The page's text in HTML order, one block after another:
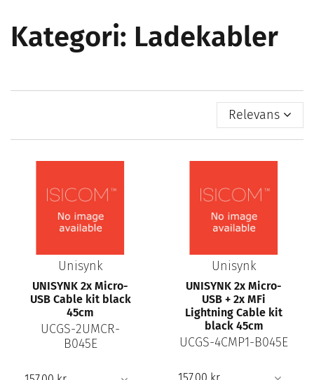
Kategori: Ladekabler
Relevans
Unisynk
UNISYNK 2x Micro-
USB Cable kit black
45cm
UCGS-2UMCR-
B045E
Unisynk
UNISYNK 2x Micro-
USB + 2x MFi
Lightning Cable kit
black 45cm
UCGS-4CMP1-B045E